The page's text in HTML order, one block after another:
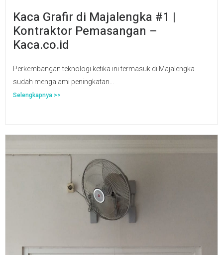
Kaca Grafir di Majalengka #1 |
Kontraktor Pemasangan –
Kaca.co.id
Perkembangan teknologi ketika ini termasuk di Majalengka
sudah mengalami peningkatan...
Selengkapnya >>